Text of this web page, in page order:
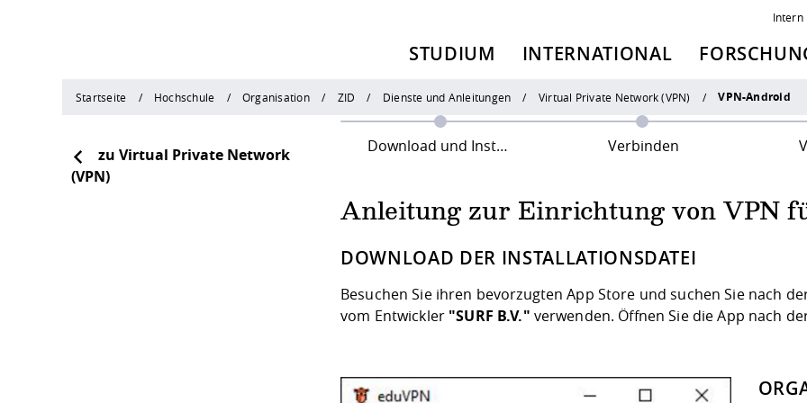
Intern
STUDIUM INTERNATIONAL
Startseite Hochschule Organisation ZID Dienste und Anleitungen Virtual Private Network (VPN) VPN-Android
zu Virtual Private Network
(VPN)
Download und Installation Verbinden
Anleitung zur Einrichtung von VPN
DOWNLOAD DER INSTALLATIONSDATEI
Besuchen Sie ihren bevorzugten App Store und suchen Sie nach
vom Entwickler "SURF B.V." verwenden. Öffnen Sie die App nach